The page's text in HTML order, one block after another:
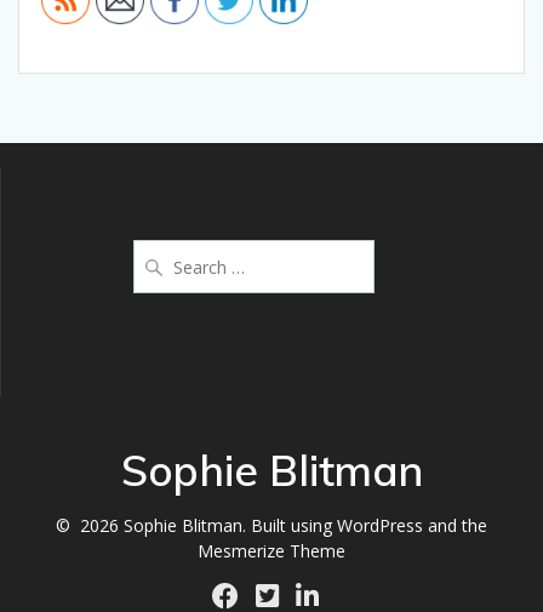
Sophie Blitman
© 2026 Sophie Blitman. Built using WordPress and the
Mesmerize Theme